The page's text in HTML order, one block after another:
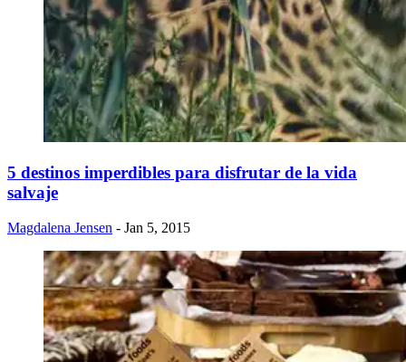
​5 destinos imperdibles para disfrutar de la vida
salvaje
Magdalena Jensen - Jan 5, 2015